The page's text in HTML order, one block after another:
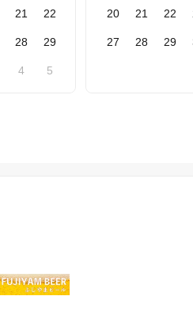
21 22
28 29
4 5
20 21 22
27 28 29